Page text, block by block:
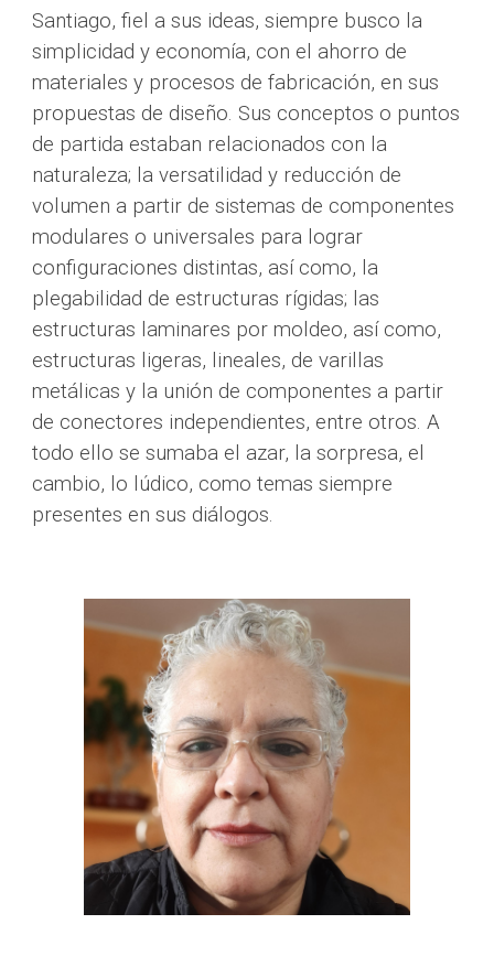
Santiago, fiel a sus ideas, siempre busco la
simplicidad y economía, con el ahorro de
materiales y procesos de fabricación, en sus
propuestas de diseño. Sus conceptos o puntos
de partida estaban relacionados con la
naturaleza; la versatilidad y reducción de
volumen a partir de sistemas de componentes
modulares o universales para lograr
configuraciones distintas, así como, la
plegabilidad de estructuras rígidas; las
estructuras laminares por moldeo, así como,
estructuras ligeras, lineales, de varillas
metálicas y la unión de componentes a partir
de conectores independientes, entre otros. A
todo ello se sumaba el azar, la sorpresa, el
cambio, lo lúdico, como temas siempre
presentes en sus diálogos.